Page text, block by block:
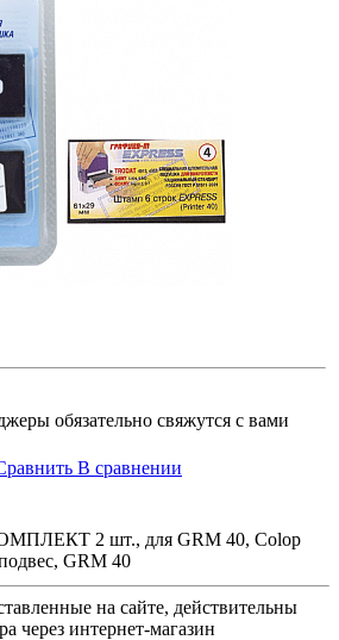
обязательно свяжутся с вами
В сравнении
2 шт., для GRM 40, Colop
GRM 40
на сайте, действительны
через интернет-магазин